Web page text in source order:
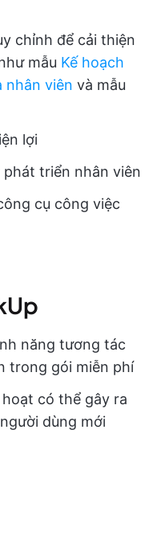
chỉnh để cải thiện
mẫu Kế hoạch
nhân viên và mẫu
lợi
phát triển nhân viên
cụ công việc
năng tương tác
trong gói miễn phí
có thể gây ra
dùng mới